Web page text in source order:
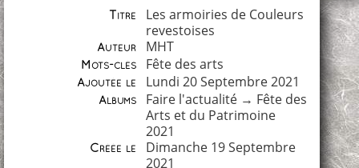
Titre
Les armoiries de Couleurs
revestoises
Auteur MHT
Mots-clés Fête des arts
Ajoutée le Lundi 20 Septembre 2021
Albums Faire l'actualité→ Fête des
Arts et du Patrimoine
2021
Créée le
Dimanche 19 Septembre
2021